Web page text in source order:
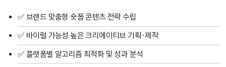
✅ 브랜드 맞춤형 숏폼 콘텐츠 전략 수립
✅ 바이럴 가능성 높은 크리에이티브 기획·제작
✅ 플랫폼별 알고리즘 최적화 및 성과 분석